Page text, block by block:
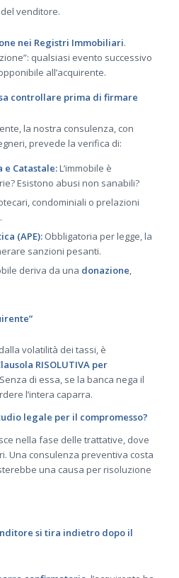
venditore.
nei Registri Immobiliari.
qualsiasi evento successivo
all’acquirente.
controllare prima di firmare
la nostra consulenza, con
prevede la verifica di:
Catastale:L’immobile è
Esistono abusi non sanabili?
condominiali o prelazioni
(APE):Obbligatoria per legge, la
sanzioni pesanti.
deriva da una donazione,
volatilità dei tassi, è
RISOLUTIVA per
di essa, se la banca nega il
l’intera caparra.
legale per il compromesso?
nella fase delle trattative, dove
Una consulenza preventiva costa
una causa per risoluzione
si tira indietro dopo il